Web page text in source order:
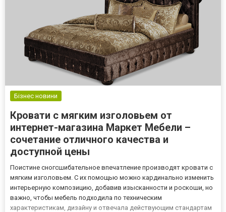
Бізнес новини
Кровати с мягким изголовьем от
интернет-магазина Маркет Мебели –
сочетание отличного качества и
доступной цены
Поистине сногсшибательное впечатление производят кровати с
мягким изголовьем. С их помощью можно кардинально изменить
интерьерную композицию, добавив изысканности и роскоши, но
важно, чтобы мебель подходила по техническим
характеристикам, дизайну и отвечала действующим стандартам